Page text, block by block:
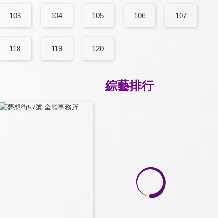
103 104 105 106 107
118 119 120
綜藝排行